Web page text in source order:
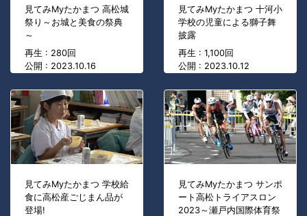
見てみMyたかまつ 高松城
祭り～お城と美食の祭典
～
再生 : 280回
公開 : 2023.10.16
見てみMyたかまつ 十河小
学校の児童による獅子舞
披露
再生 : 1,100回
公開 : 2023.10.12
見てみMyたかまつ 学校給
食に高松産ごじまん品が
登場!
見てみMyたかまつ サンポ
ート高松トライアスロン
2023～瀬戸内国際体育祭